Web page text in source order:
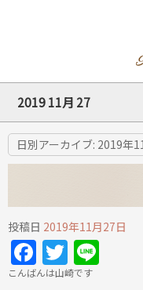
2019 11月 27
日別アーカイブ: 2019年
投稿日 2019年11月27日
Facebook
Twitter
こんばんは山崎です